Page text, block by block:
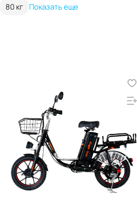
80 кг Показать еще